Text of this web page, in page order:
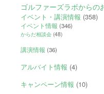
ゴルファーズラボからの
イベント・講演情報 (358)
イベント情報 (346)
からだ相談会(48)
講演情報 (36)
アルバイト情報 (4)
キャンペーン情報 (10)